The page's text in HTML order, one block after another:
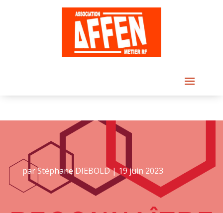
parStéphane DIEBOLD|19 juin 2023